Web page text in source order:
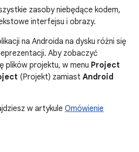
zasoby niebędące kodem,
interfejsu i obrazy.
na Androida na dysku różni się
Aby zobaczyć
plików projektu, w menu Project
(Projekt) zamiast Android
w artykule Omówienie